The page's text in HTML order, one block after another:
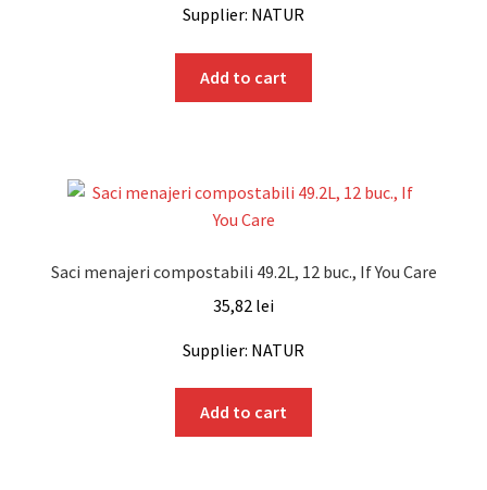
Supplier: NATUR
Add to cart
Saci menajeri compostabili 49.2L, 12 buc., If You Care
35,82 lei
Supplier: NATUR
Add to cart